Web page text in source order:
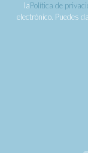
laPolítica de
electrónico. Puedes